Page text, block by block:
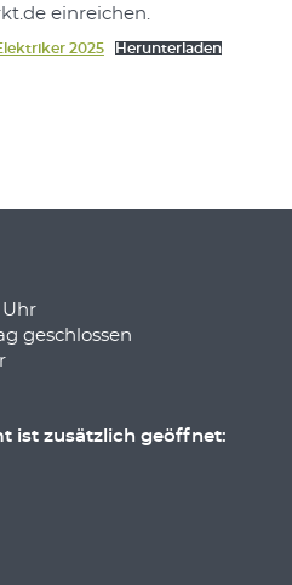
einreichen.
2025 Herunterladen
Uhr
geschlossen
ist zusätzlich geöffnet: